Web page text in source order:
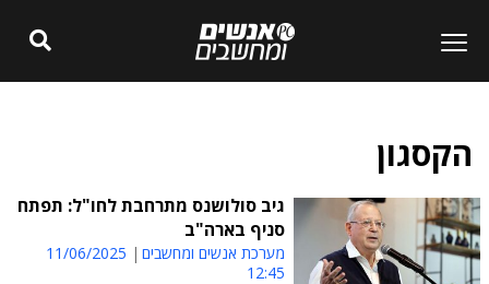
הקסגון
גיב סולושנס מתרחבת לחו"ל: תפתח
סניף בארה"ב
מערכת אנשים ומחשבים
11/06/2025
12:45